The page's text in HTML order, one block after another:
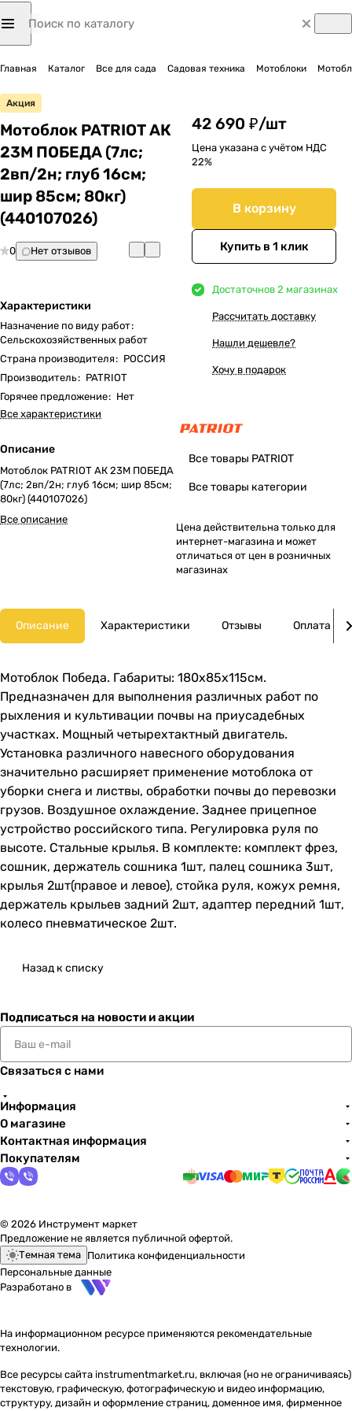
Главная Каталог Все для сада Садовая техника Мотоблоки
Акция
Мотоблок PATRIOT АК
23М ПОБЕДА (7лс;
2вп/2н; глуб 16см;
шир 85см; 80кг)
(440107026)
0 Нет отзывов
Характеристики
Назначение по виду работ:
Сельскохозяйственных работ
Страна производителя: РОССИЯ
Производитель: PATRIOT
Горячее предложение: Нет
Все характеристики
Описание
Мотоблок PATRIOT АК 23М ПОБЕДА
(7лс; 2вп/2н; глуб 16см; шир 85см;
80кг) (440107026)
Все описание
42 690 ₽/шт
Цена указана с учётом НДС
22%
В корзину
Купить в 1 клик
Достаточнов 2 магазинах
Рассчитать доставку
Нашли дешевле?
Хочу в подарок
Все товары PATRIOT
Все товары категории
Цена действительна только для
интернет-магазина и может
отличаться от цен в розничных
магазинах
Описание Характеристики Отзывы Оплата
Мотоблок Победа. Габариты: 180х85х115см.
Предназначен для выполнения различных работ по
рыхления и культивации почвы на приусадебных
участках. Мощный четырехтактный двигатель.
Установка различного навесного оборудования
значительно расширяет применение мотоблока от
уборки снега и листвы, обработки почвы до перевозки
грузов. Воздушное охлаждение. Заднее прицепное
устройство российского типа. Регулировка руля по
высоте. Стальные крылья. В комплекте: комплект фрез,
сошник, держатель сошника 1шт, палец сошника 3шт,
крылья 2шт(правое и левое), стойка руля, кожух ремня,
держатель крыльев задний 2шт, адаптер передний 1шт,
колесо пневматическое 2шт.
Назад к списку
Подписаться на новости и акции
Связаться с нами
Информация
О магазине
Контактная информация
Покупателям
© 2026 Инструмент маркет
Предложение не является публичной офертой.
Темная тема Политика конфиденциальности
Персональные данные
Разработано в
На информационном ресурсе применяются рекомендательные
технологии.
Все ресурсы сайта instrumentmarket.ru, включая (но не ограничиваясь)
текстовую, графическую, фотографическую и видео информацию,
структуру, дизайн и оформление страниц, доменное имя, фирменное